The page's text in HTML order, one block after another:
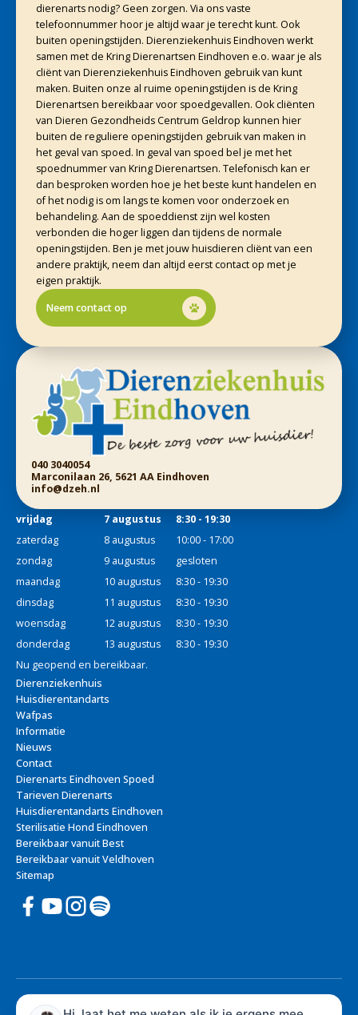
dierenarts nodig? Geen zorgen. Via ons vaste
telefoonnummer hoor je altijd waar je terecht kunt. Ook
buiten openingstijden. Dierenziekenhuis Eindhoven werkt
samen met de Kring Dierenartsen Eindhoven e.o. waar je als
cliënt van Dierenziekenhuis Eindhoven gebruik van kunt
maken. Buiten onze al ruime openingstijden is de Kring
Dierenartsen bereikbaar voor spoedgevallen. Ook cliënten
van Dieren Gezondheids Centrum Geldrop kunnen hier
buiten de reguliere openingstijden gebruik van maken in
het geval van spoed. In geval van spoed bel je met het
spoednummer van Kring Dierenartsen. Telefonisch kan er
dan besproken worden hoe je het beste kunt handelen en
of het nodig is om langs te komen voor onderzoek en
behandeling. Aan de spoeddienst zijn wel kosten
verbonden die hoger liggen dan tijdens de normale
openingstijden. Ben je met jouw huisdieren cliënt van een
andere praktijk, neem dan altijd eerst contact op met je
eigen praktijk.
Neem contact op
040 3040054
Marconilaan 26, 5621 AA Eindhoven
info@dzeh.nl
vrijdag 7 augustus
8:30 - 19:30
zaterdag
8 augustus
10:00 - 17:00
zondag
9 augustus
gesloten
maandag
10 augustus
8:30 - 19:30
dinsdag
11 augustus
8:30 - 19:30
woensdag
12 augustus
8:30 - 19:30
donderdag
13 augustus
8:30 - 19:30
Nu geopend en bereikbaar.
Dierenziekenhuis
Huisdierentandarts
Wafpas
Informatie
Nieuws
Contact
Dierenarts Eindhoven Spoed
Tarieven Dierenarts
Huisdierentandarts Eindhoven
Sterilisatie Hond Eindhoven
Bereikbaar vanuit Best
Bereikbaar vanuit Veldhoven
Sitemap
© 2026 Dierenziekenhuis Eindhoven - Dierenarts Eindhoven